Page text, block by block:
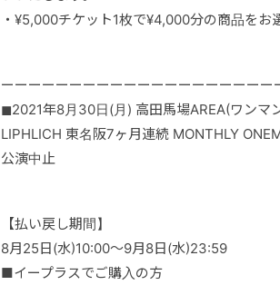
・¥5,000チケット1枚で¥4,000分の商品をお
ーーーーーーーーーーーーーーーーーーー
◼︎2021年8月30日(月) 高田馬場AREA(ワンマ
LIPHLICH 東名阪7ヶ月連続 MONTHLY
公演中止
【払い戻し期間】
8月25日(水)10:00～9月8日(水)23:59
■イープラスでご購入の方